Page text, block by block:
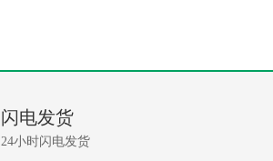
闪电发货
24小时闪电发货